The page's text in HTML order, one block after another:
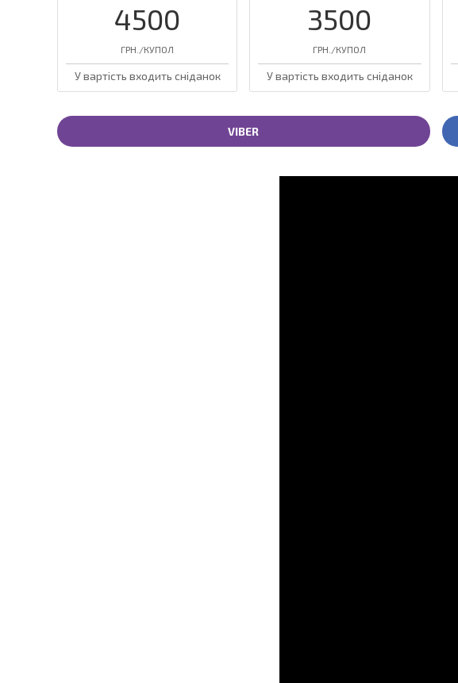
4500
ГРН./КУПОЛ
У вартість входить сніданок
3500
ГРН./КУПОЛ
У вартість входить сніданок
VIBER